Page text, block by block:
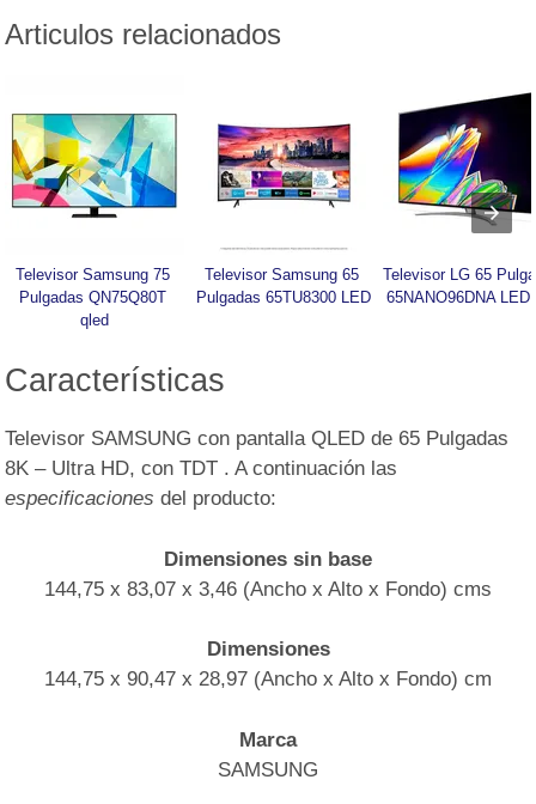
Articulos relacionados
Televisor Samsung 75
Pulgadas QN75Q80T
qled
Televisor Samsung 65
Pulgadas 65TU8300 LED
Televisor LG 65
65NANO96DNA LED
Características
Televisor SAMSUNG con pantalla QLED de 65 Pulgadas
8K – Ultra HD, con TDT . A continuación las
especificaciones del producto:
Dimensiones sin base
144,75 x 83,07 x 3,46 (Ancho x Alto x Fondo) cms
Dimensiones
144,75 x 90,47 x 28,97 (Ancho x Alto x Fondo) cm
Marca
SAMSUNG